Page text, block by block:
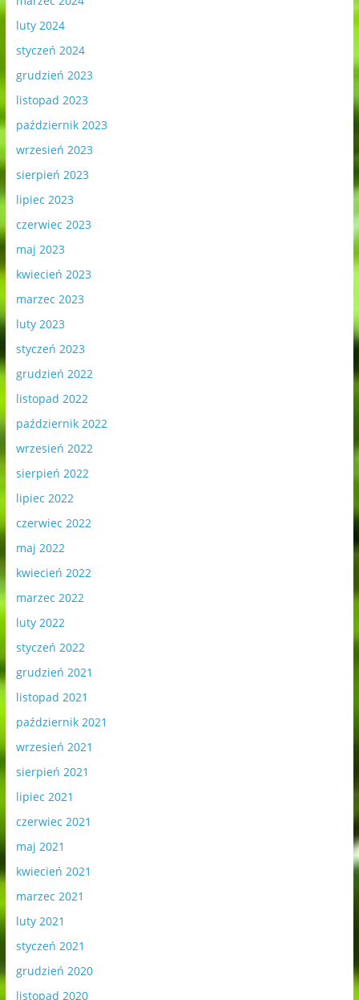
luty 2024
styczeń 2024
grudzień 2023
listopad 2023
październik 2023
wrzesień 2023
sierpień 2023
lipiec 2023
czerwiec 2023
maj 2023
kwiecień 2023
marzec 2023
luty 2023
styczeń 2023
grudzień 2022
listopad 2022
październik 2022
wrzesień 2022
sierpień 2022
lipiec 2022
czerwiec 2022
maj 2022
kwiecień 2022
marzec 2022
luty 2022
styczeń 2022
grudzień 2021
listopad 2021
październik 2021
wrzesień 2021
sierpień 2021
lipiec 2021
czerwiec 2021
maj 2021
kwiecień 2021
marzec 2021
luty 2021
styczeń 2021
grudzień 2020
listopad 2020